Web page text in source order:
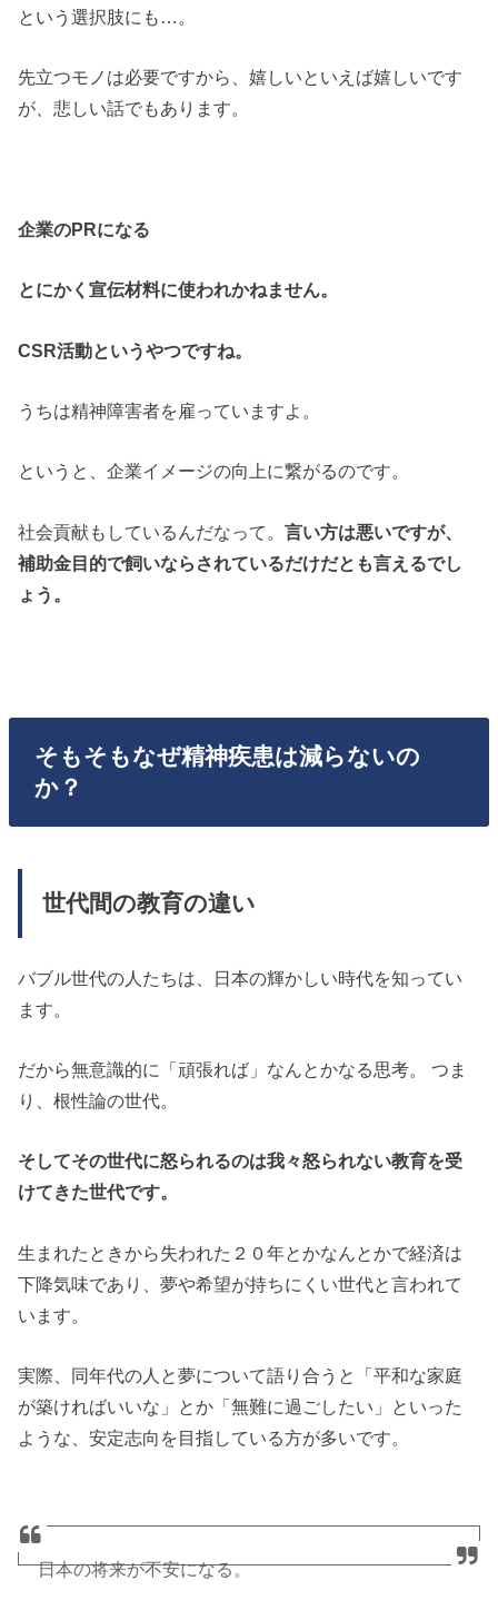
という選択肢にも…。
先立つモノは必要ですから、嬉しいといえば嬉しいです
が、悲しい話でもあります。
企業のPRになる
とにかく宣伝材料に使われかねません。
CSR活動というやつですね。
うちは精神障害者を雇っていますよ。
というと、企業イメージの向上に繋がるのです。
社会貢献もしているんだなって。言い方は悪いですが、
補助金目的で飼いならされているだけだとも言えるでし
ょう。
そもそもなぜ精神疾患は減らないの
か？
世代間の教育の違い
バブル世代の人たちは、日本の輝かしい時代を知ってい
ます。
だから無意識的に「頑張れば」なんとかなる思考。 つま
り、根性論の世代。
そしてその世代に怒られるのは我々怒られない教育を受
けてきた世代です。
生まれたときから失われた２０年とかなんとかで経済は
下降気味であり、夢や希望が持ちにくい世代と言われて
います。
実際、同年代の人と夢について語り合うと「平和な家庭
が築ければいいな」とか「無難に過ごしたい」といった
ような、安定志向を目指している方が多いです。
日本の将来が不安になる。